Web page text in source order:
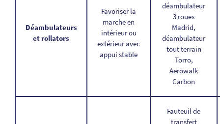
Déambulateurs
et rollators
Favoriser la
marche en
intérieur ou
extérieur avec
appui stable
déambulateur
3 roues
Madrid,
déambulateur
tout terrain
Torro,
Aerowalk
Carbon
Fauteuil de
transfert